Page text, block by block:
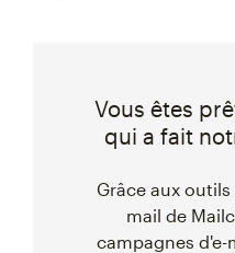
Vous êtes
qui a fait
Grâce aux
mail de
campagnes d'e-